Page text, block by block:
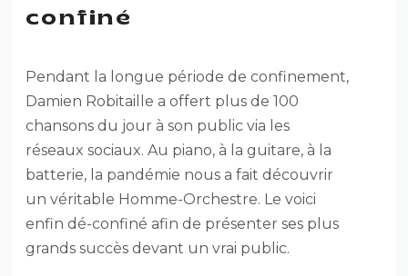
confiné
Pendant la longue période de confinement,
Damien Robitaille a offert plus de 100
chansons du jour à son public via les
réseaux sociaux. Au piano, à la guitare, à la
batterie, la pandémie nous a fait découvrir
un véritable Homme-Orchestre. Le voici
enfin dé-confiné afin de présenter ses plus
grands succès devant un vrai public.